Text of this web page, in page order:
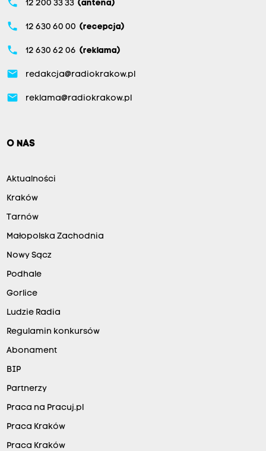
phone 12 200 33 33 (antena)
phone 12 630 60 00 (recepcja)
phone 12 630 62 06 (reklama)
email redakcja@radiokrakow.pl
email reklama@radiokrakow.pl
O NAS
Aktualności
Kraków
Tarnów
Małopolska Zachodnia
Nowy Sącz
Podhale
Gorlice
Ludzie Radia
Regulamin konkursów
Abonament
BIP
Partnerzy
Praca na Pracuj.pl
Praca Kraków
Praca Kraków